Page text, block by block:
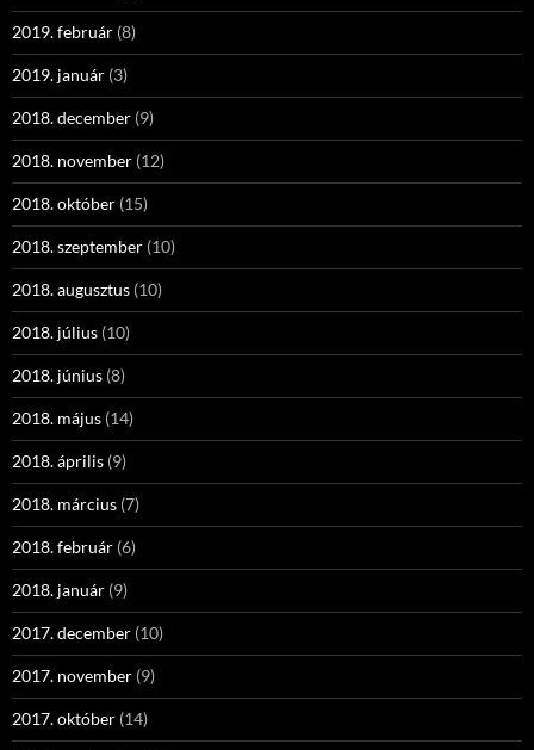
2019. február (8)
2019. január (3)
2018. december (9)
2018. november (12)
2018. október (15)
2018. szeptember (10)
2018. augusztus (10)
2018. július (10)
2018. június (8)
2018. május (14)
2018. április (9)
2018. március (7)
2018. február (6)
2018. január (9)
2017. december (10)
2017. november (9)
2017. október (14)